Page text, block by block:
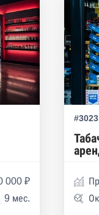
000 ₽
9 мес.
#3023